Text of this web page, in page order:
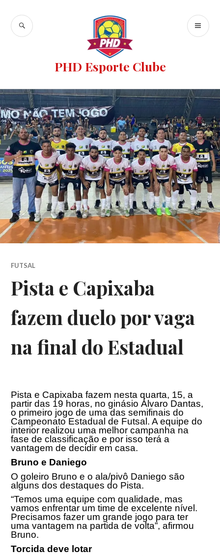
PHD Esporte Clube
FUTSAL
Pista e Capixaba
fazem duelo por vaga
na final do Estadual
Pista e Capixaba fazem nesta quarta, 15, a
partir das 19 horas, no ginásio Álvaro Dantas,
o primeiro jogo de uma das semifinais do
Campeonato Estadual de Futsal. A equipe do
interior realizou uma melhor campanha na
fase de classificação e por isso terá a
vantagem de decidir em casa.
Bruno e Daniego
O goleiro Bruno e o ala/pivô Daniego são
alguns dos destaques do Pista.
“Temos uma equipe com qualidade, mas
vamos enfrentar um time de excelente nível.
Precisamos fazer um grande jogo para ter
uma vantagem na partida de volta”, afirmou
Bruno.
Torcida deve lotar